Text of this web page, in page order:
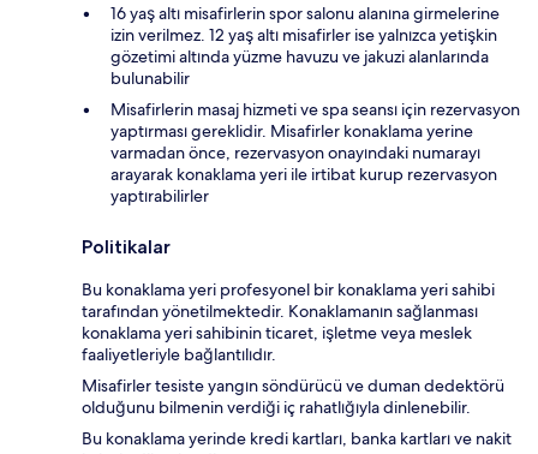
16 yaş altı misafirlerin spor salonu alanına girmelerine
izin verilmez. 12 yaş altı misafirler ise yalnızca yetişkin
gözetimi altında yüzme havuzu ve jakuzi alanlarında
bulunabilir
Misafirlerin masaj hizmeti ve spa seansı için rezervasyon
yaptırması gereklidir. Misafirler konaklama yerine
varmadan önce, rezervasyon onayındaki numarayı
arayarak konaklama yeri ile irtibat kurup rezervasyon
yaptırabilirler
Politikalar
Bu konaklama yeri profesyonel bir konaklama yeri sahibi
tarafından yönetilmektedir. Konaklamanın sağlanması
konaklama yeri sahibinin ticaret, işletme veya meslek
faaliyetleriyle bağlantılıdır.
Misafirler tesiste yangın söndürücü ve duman dedektörü
olduğunu bilmenin verdiği iç rahatlığıyla dinlenebilir.
Bu konaklama yerinde kredi kartları, banka kartları ve nakit